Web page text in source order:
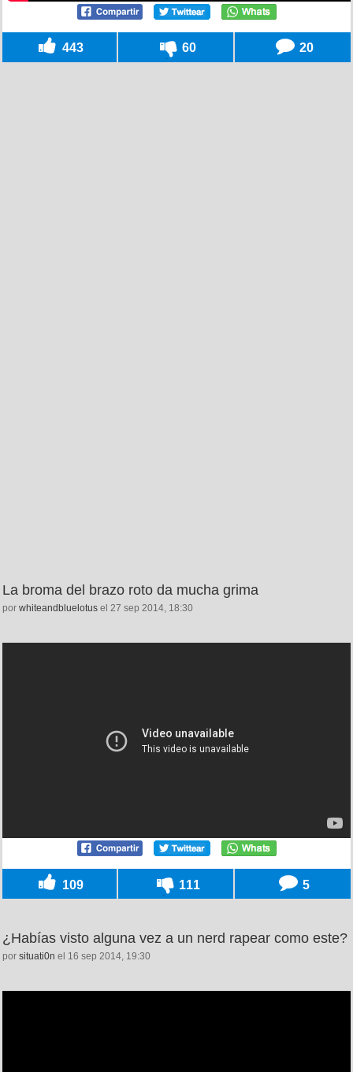
443 60 20
La broma del brazo roto da mucha grima
por whiteandbluelotus el 27 sep 2014, 18:30
109 111 5
¿Habías visto alguna vez a un nerd rapear como este?
por situati0n el 16 sep 2014, 19:30